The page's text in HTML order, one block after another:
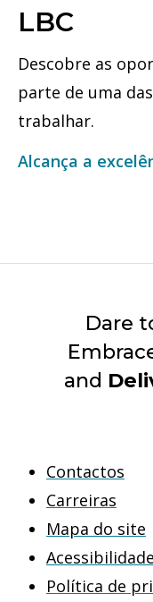
LBC
Descobre as
parte de uma
trabalhar.
Alcança a
Dare
and
Contactos
Carreiras
Mapa do site
Acessibilidade
Política de